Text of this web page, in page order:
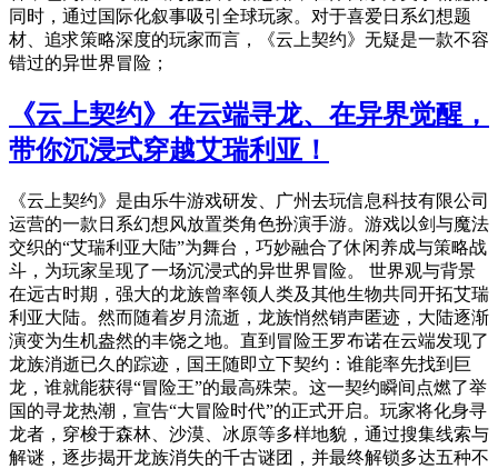
同时，通过国际化叙事吸引全球玩家。对于喜爱日系幻想题
材、追求策略深度的玩家而言，《云上契约》无疑是一款不容
错过的异世界冒险；
《云上契约》在云端寻龙、在异界觉醒，
带你沉浸式穿越艾瑞利亚！
《云上契约》是由乐牛游戏研发、广州去玩信息科技有限公司
运营的一款日系幻想风放置类角色扮演手游。游戏以剑与魔法
交织的“艾瑞利亚大陆”为舞台，巧妙融合了休闲养成与策略战
斗，为玩家呈现了一场沉浸式的异世界冒险。 世界观与背景
在远古时期，强大的龙族曾率领人类及其他生物共同开拓艾瑞
利亚大陆。然而随着岁月流逝，龙族悄然销声匿迹，大陆逐渐
演变为生机盎然的丰饶之地。直到冒险王罗布诺在云端发现了
龙族消逝已久的踪迹，国王随即立下契约：谁能率先找到巨
龙，谁就能获得“冒险王”的最高殊荣。这一契约瞬间点燃了举
国的寻龙热潮，宣告“大冒险时代”的正式开启。玩家将化身寻
龙者，穿梭于森林、沙漠、冰原等多样地貌，通过搜集线索与
解谜，逐步揭开龙族消失的千古谜团，并最终解锁多达五种不